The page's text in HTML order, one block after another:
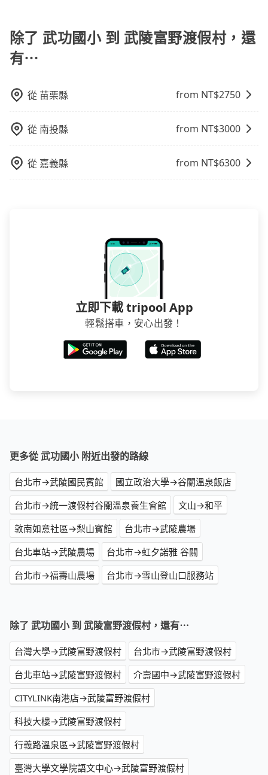
用。
地區、價位、人數、特殊需求來搜尋適合的旅店與房
型，更重要的是通常價格是官網的6~8折，如果又有加入
會員或者使用特定的信用卡，還可以累積點數做現金回
有Booking.com、Agoda.com、Hotels.com、
Expedia.com、Trip.com等。正常來說，線上刷卡付款
完後預定就完成，事先不用電話確認空房，事後也不用
告知付款完畢，一切都能在網路上操作。但有些較冷門
賣的現象，便有可能到了現場卻沒房可住的窘境，所以
介意多花一點錢省下這些瑣碎的事，台灣本土的AsiaYo
或者國際Airbnb都值得推薦。
除了 武功國小 到 武陵富野渡假村，還
有⋯
從 苗栗縣 from NT$2750
從 南投縣 from NT$3000
從 嘉義縣 from NT$6300
立即下載 tripool App
輕鬆搭車，安心出發！
更多從 武功國小 附近出發的路線
台北市→武陵國民賓館
國立政治大學→谷關溫泉飯店
台北市→統一渡假村谷關溫泉養生會館
文山→和平
敦南如意社區→梨山賓館
台北市→武陵農場
台北車站→武陵農場
台北市→虹夕諾雅 谷關
台北市→福壽山農場
台北市→雪山登山口服務站
除了 武功國小 到 武陵富野渡假村，還有⋯
台灣大學→武陵富野渡假村
台北市→武陵富野渡假村
台北車站→武陵富野渡假村
介壽國中→武陵富野渡假村
CITYLINK南港店→武陵富野渡假村
科技大樓→武陵富野渡假村
行義路溫泉區→武陵富野渡假村
臺灣大學文學院語文中心→武陵富野渡假村